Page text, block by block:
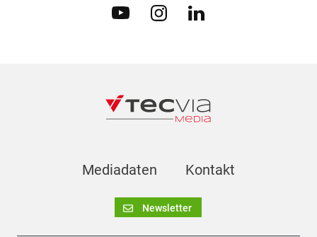
Mediadaten Kontakt
Newsletter